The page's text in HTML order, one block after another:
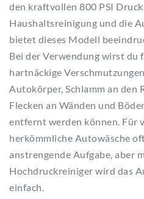
den kraftvollen 800 PSI
Haushaltsreinigung und die
bietet dieses Modell
Bei der Verwendung wirst du
hartnäckige
Autokörper, Schlamm an den
Flecken an Wänden und
entfernt werden können. Für
herkömmliche Autowäsche
anstrengende Aufgabe, aber
Hochdruckreiniger wird das
einfach.